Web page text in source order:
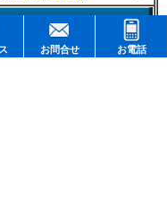
お問合せ お電話
場）
－４１１４ 岐阜県高山市